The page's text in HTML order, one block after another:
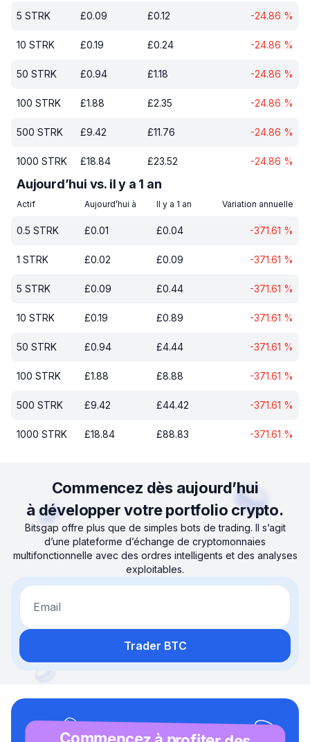
5 STRK £0.09 £0.12 -24.86 %
10 STRK £0.19 £0.24 -24.86 %
50 STRK £0.94 £1.18 -24.86 %
100 STRK £1.88 £2.35 -24.86 %
500 STRK £9.42 £11.76 -24.86 %
1000 STRK £18.84 £23.52 -24.86 %
Aujourd’hui vs. il y a 1 an
Actif Aujourd’hui à Il y a 1 an Variation annuelle
0.5 STRK £0.01 £0.04 -371.61 %
1 STRK £0.02 £0.09 -371.61 %
5 STRK £0.09 £0.44 -371.61 %
10 STRK £0.19 £0.89 -371.61 %
50 STRK £0.94 £4.44 -371.61 %
100 STRK £1.88 £8.88 -371.61 %
500 STRK £9.42 £44.42 -371.61 %
1000 STRK £18.84 £88.83 -371.61 %
Commencez dès aujourd’hui
à développer votre portfolio crypto.
Bitsgap offre plus que de simples bots de trading. Il s’agit
d’une plateforme d’échange de cryptomonnaies
multifonctionnelle avec des ordres intelligents et des analyses
exploitables.
Email
Trader BTC